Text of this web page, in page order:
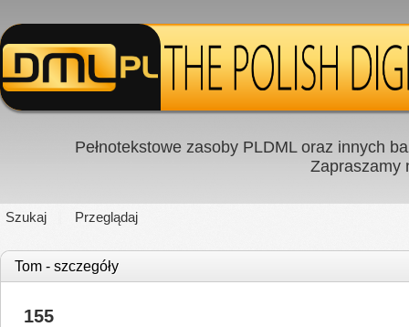
Pełnotekstowe zasoby PLDML oraz innych
Zapraszamy
Szukaj Przeglądaj
Tom - szczegóły
155